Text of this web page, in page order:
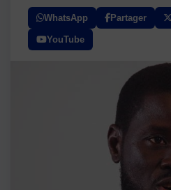
WhatsApp Partager
YouTube